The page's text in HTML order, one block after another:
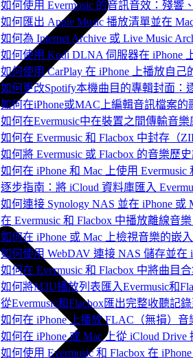
如何使用 Evermusic 的音訊音效：殘
如何匯出 Apple Music 播放清單並在
如何為 Internet Archive 或 Live Music
如何使用 Kodi DLNA 伺服器在 iPhone
如何使用 CarPlay 在 iPhone 上播放自己
如何更改Spotify本機曲目的專輯封面：
如何在iPhone或MAC上編輯音訊檔案的
如何在Evermusic中在裝置之間傳輸音
如何在 Evermusic 和 Flacbox 中封存（
如何將 Evermusic 或 Flacbox 的音樂歷
如何在 iPhone 和 Mac 上使用
逐步指南：將 iCloud 資料庫匯入
如何連接 Synology NAS 並在 iPhone 或
在 Evermusic 和 Flacbox 中播放離線音
如何在 iPhone 或 Mac 上檢視音樂的嵌
如何使用 WebDAV 連接 NAS 儲存並在
如何在 Evermusic 和 Flacbox 中將曲目
如何將M3U播放列表匯入Evermusic和
從Evermusic和Flacbox匯出完整收聽記
如何在 iPhone 上播放 FLAC（無損）音
如何在 iPhone 或 Mac 上從 iCloud Drive
如何使用 Evermusic 和 Flacbox 在